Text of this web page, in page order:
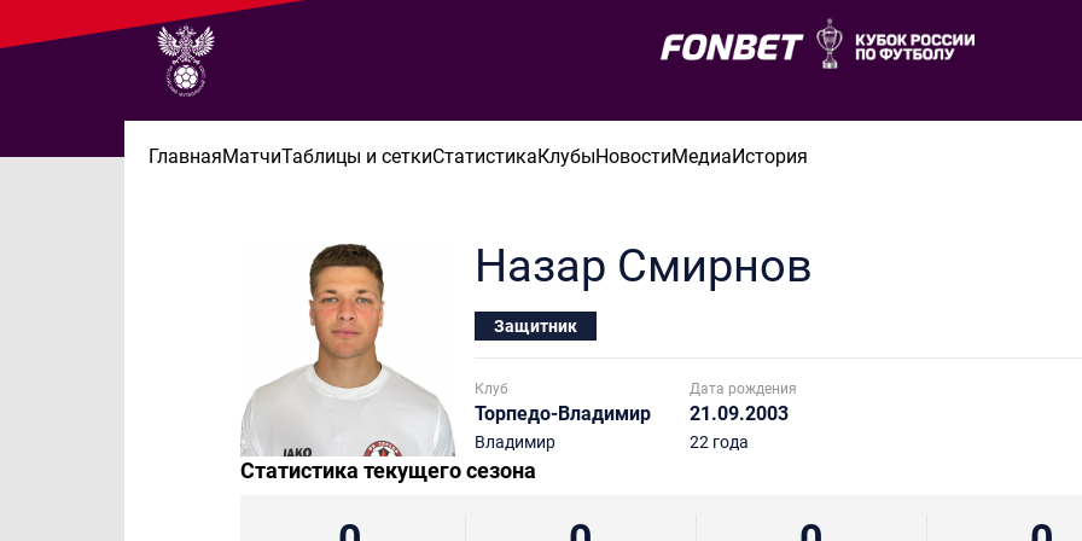
ГлавнаяМатчиТаблицы и сеткиСтатистикаКлубыНовостиМедиаИстория
Назар Смирнов
Защитник
Клуб
Торпедо-Владимир
Владимир
Дата рождения
21.09.2003
22 года
Статистика текущего сезона